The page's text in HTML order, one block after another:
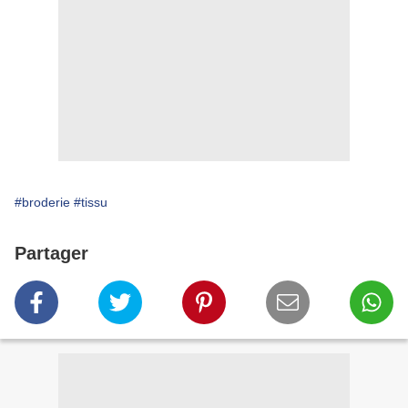
#broderie #tissu
Partager